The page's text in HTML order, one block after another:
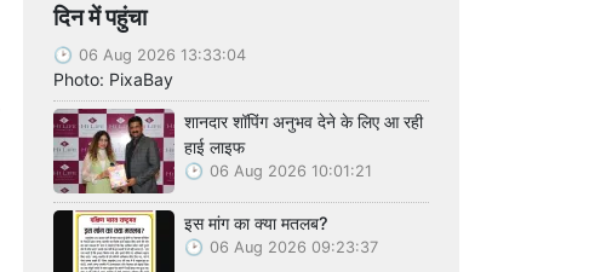
दिन में पहुंचा
06 Aug 2026 13:33:04
Photo: PixaBay
शानदार शॉपिंग अनुभव देने के लिए आ रही
हाई लाइफ
06 Aug 2026 10:01:21
इस मांग का क्या मतलब?
06 Aug 2026 09:23:37